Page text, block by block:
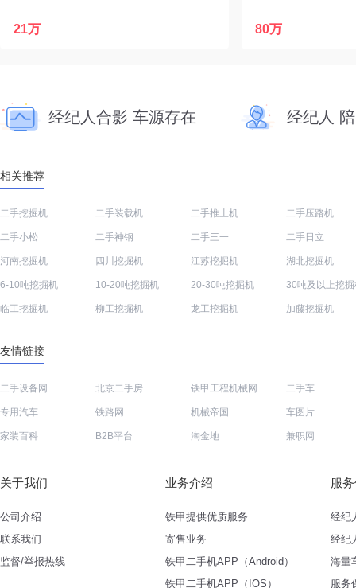
21万 80万
经纪人合影 车源存在 经纪人
相关推荐
二手挖掘机 二手装载机 二手推土机 二手压路机
二手小松 二手神钢 二手三一 二手日立
河南挖掘机 四川挖掘机 江苏挖掘机 湖北挖掘机
6-10吨挖掘机 10-20吨挖掘机 20-30吨挖掘机 30吨及以上挖
临工挖掘机 柳工挖掘机 龙工挖掘机 加藤挖掘机
友情链接
二手设备网 北京二手房 铁甲工程机械网 二手车
专用汽车 铁路网 机械帝国 车图片
家装百科 B2B平台 淘金地 兼职网
关于我们
公司介绍
联系我们
监督/举报热线
业务介绍
铁甲提供优质服务
寄售业务
铁甲二手机APP（Android）
铁甲二手机APP（IOS）
服
经纪
经纪
海量
服务